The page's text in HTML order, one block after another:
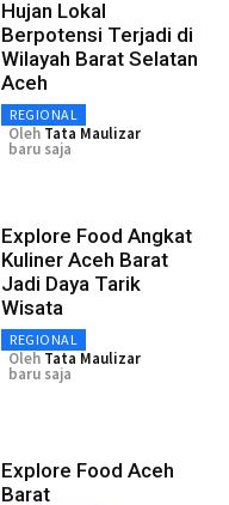
Hujan Lokal
Berpotensi Terjadi di
Wilayah Barat Selatan
Aceh
REGIONAL
Oleh Tata Maulizar
baru saja
Explore Food Angkat
Kuliner Aceh Barat
Jadi Daya Tarik
Wisata
REGIONAL
Oleh Tata Maulizar
baru saja
Explore Food Aceh
Barat